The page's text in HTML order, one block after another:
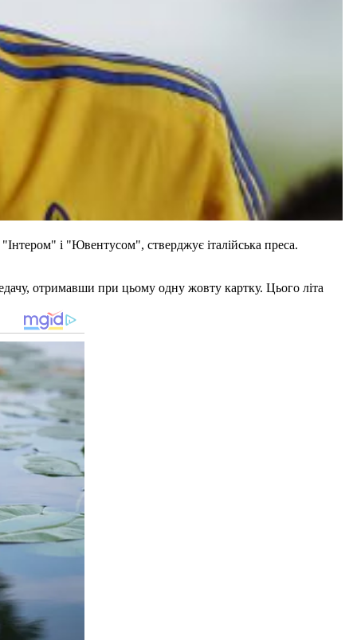
і "Ювентусом", стверджує італійська преса.
отримавши при цьому одну жовту картку. Цього літа